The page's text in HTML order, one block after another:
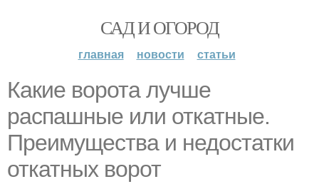
САД И ОГОРОД
главная новости статьи
Какие ворота лучше
распашные или откатные.
Преимущества и недостатки
откатных ворот